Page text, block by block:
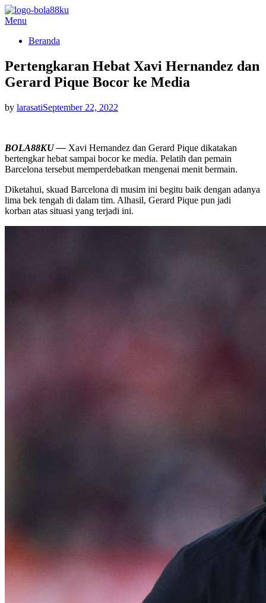
Skip
content
Menu
Beranda
Pertengkaran Hebat Xavi Hernandez dan
Gerard Pique Bocor ke Media
by larasatiPosted
September 22, 2022
BOLA88KU — Xavi Hernandez dan Gerard Pique dikatakan
bertengkar hebat sampai bocor ke media. Pelatih dan pemain
Barcelona tersebut memperdebatkan mengenai menit bermain.
Diketahui, skuad Barcelona di musim ini begitu baik dengan adanya
lima bek tengah di dalam tim. Alhasil, Gerard Pique pun jadi
korban atas situasi yang terjadi ini.